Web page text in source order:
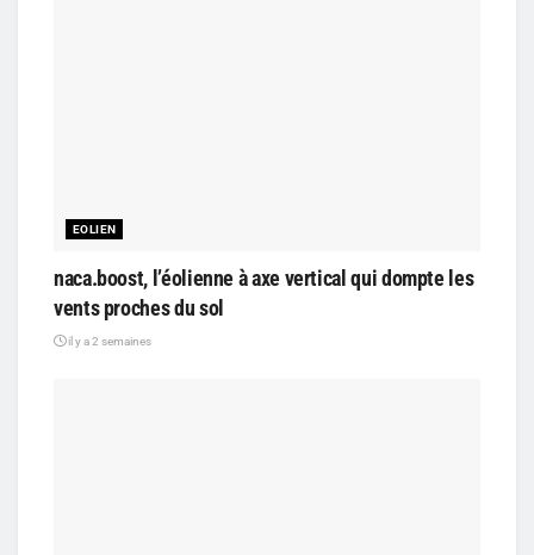
EOLIEN
naca.boost, l’éolienne à axe vertical qui dompte les
vents proches du sol
il y a 2 semaines